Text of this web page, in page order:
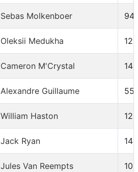
Sebas Molkenboer
Oleksii Medukha
Cameron M'Crystal
Alexandre Guillaume
William Haston
Jack Ryan
Jules Van Reempts